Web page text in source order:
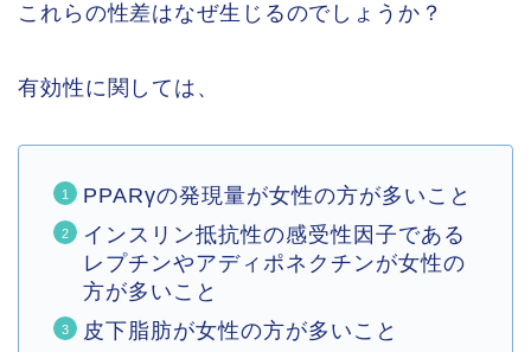
これらの性差はなぜ生じるのでしょうか？
有効性に関しては、
PPARγの発現量が女性の方が多いこと
インスリン抵抗性の感受性因子である
レプチンやアディポネクチンが女性の
方が多いこと
皮下脂肪が女性の方が多いこと